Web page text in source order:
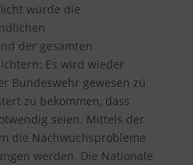
würde die
der gesamten
Es wird wieder
Bundeswehr gewesen zu
zu bekommen, dass
seien. Mittels der
die Nachwuchsprobleme
werden. Die Nationale